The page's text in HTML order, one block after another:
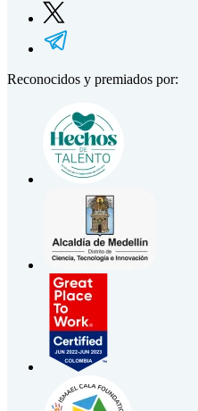
Reconocidos y premiados por: